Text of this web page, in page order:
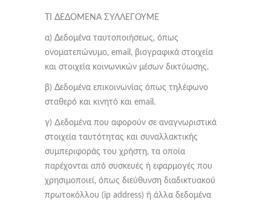
TI ΔΕΔΟΜΕΝΑ ΣΥΛΛΕΓΟΥΜΕ
α) Δεδομένα ταυτοποιήσεως, όπως
ονοματεπώνυμο, email, βιογραφικά στοιχεία
και στοιχεία κοινωνικών μέσων δικτύωσης.
β) Δεδομένα επικοινωνίας όπως τηλέφωνο
σταθερό και κινητό και email.
γ) ∆εδομένα που αφορούν σε αναγνωριστικά
στοιχεία ταυτότητας και συναλλακτικής
συμπεριφοράς του χρήστη, τα οποία
παρέχονται από συσκευές ή εφαρμογές που
χρησιμοποιεί, όπως διεύθυνση διαδικτυακού
πρωτοκόλλου (ip address) ή άλλα δεδομένα